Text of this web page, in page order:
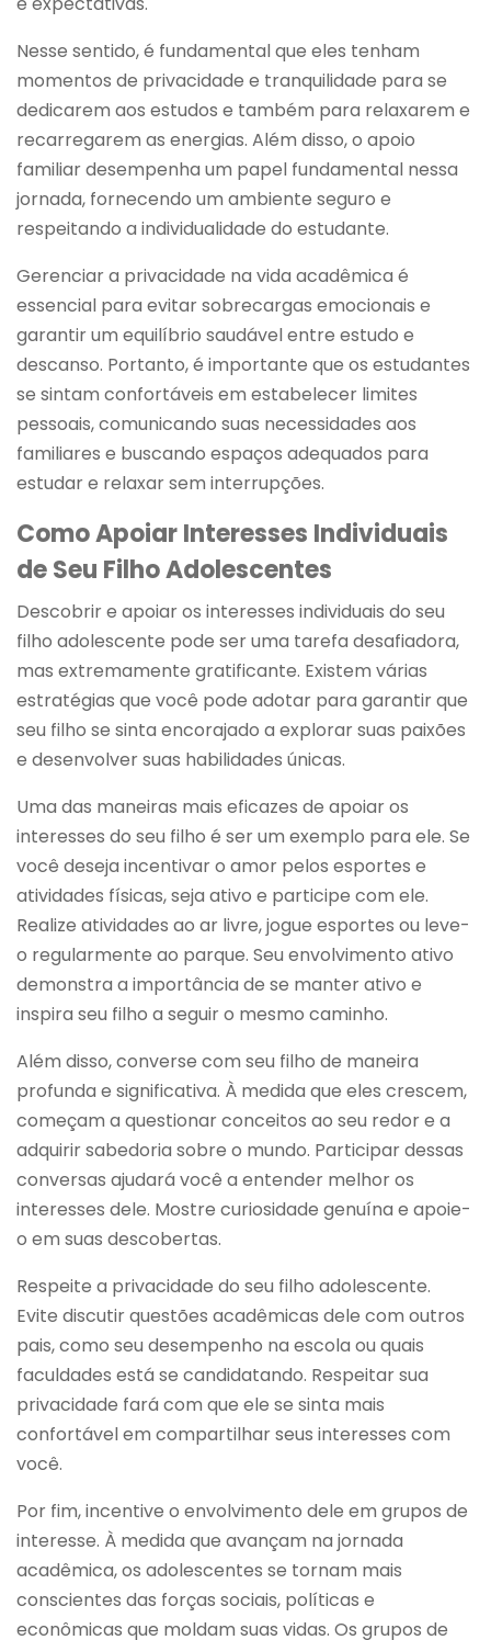
Nesse sentido, é fundamental que eles tenham
momentos de privacidade e tranquilidade para se
dedicarem aos estudos e também para relaxarem e
recarregarem as energias. Além disso, o apoio
familiar desempenha um papel fundamental nessa
jornada, fornecendo um ambiente seguro e
respeitando a individualidade do estudante.
Gerenciar a privacidade na vida acadêmica é
essencial para evitar sobrecargas emocionais e
garantir um equilíbrio saudável entre estudo e
descanso. Portanto, é importante que os estudantes
se sintam confortáveis em estabelecer limites
pessoais, comunicando suas necessidades aos
familiares e buscando espaços adequados para
estudar e relaxar sem interrupções.
Como Apoiar Interesses Individuais
de Seu Filho Adolescentes
Descobrir e apoiar os interesses individuais do seu
filho adolescente pode ser uma tarefa desafiadora,
mas extremamente gratificante. Existem várias
estratégias que você pode adotar para garantir que
seu filho se sinta encorajado a explorar suas paixões
e desenvolver suas habilidades únicas.
Uma das maneiras mais eficazes de apoiar os
interesses do seu filho é ser um exemplo para ele. Se
você deseja incentivar o amor pelos esportes e
atividades físicas, seja ativo e participe com ele.
Realize atividades ao ar livre, jogue esportes ou leve-
o regularmente ao parque. Seu envolvimento ativo
demonstra a importância de se manter ativo e
inspira seu filho a seguir o mesmo caminho.
Além disso, converse com seu filho de maneira
profunda e significativa. À medida que eles crescem,
começam a questionar conceitos ao seu redor e a
adquirir sabedoria sobre o mundo. Participar dessas
conversas ajudará você a entender melhor os
interesses dele. Mostre curiosidade genuína e apoie-
o em suas descobertas.
Respeite a privacidade do seu filho adolescente.
Evite discutir questões acadêmicas dele com outros
pais, como seu desempenho na escola ou quais
faculdades está se candidatando. Respeitar sua
privacidade fará com que ele se sinta mais
confortável em compartilhar seus interesses com
você.
Por fim, incentive o envolvimento dele em grupos de
interesse. À medida que avançam na jornada
acadêmica, os adolescentes se tornam mais
conscientes das forças sociais, políticas e
econômicas que moldam suas vidas. Os grupos de